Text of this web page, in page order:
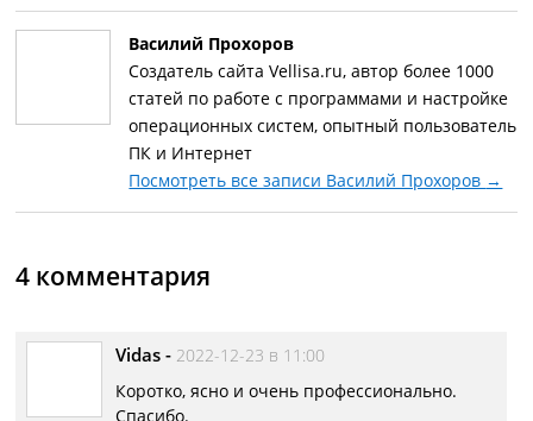
Василий Прохоров
Создатель сайта Vellisa.ru, автор более 1000
статей по работе с программами и настройке
операционных систем, опытный пользователь
ПК и Интернет
Посмотреть все записи Василий Прохоров →
4 комментария
Vidas - 2022-12-23 в 11:00
Коротко, ясно и очень профессионально.
Спасибо.